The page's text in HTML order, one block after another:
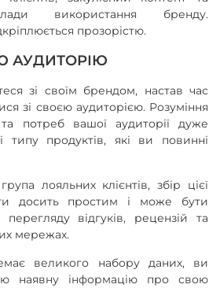
використання бренду.
прозорістю.
АУДИТОРІЮ
зі своїм брендом, настав час
зі своєю аудиторією. Розуміння
потреб вашої аудиторії дуже
продуктів, які ви повинні
лояльних клієнтів, збір цієї
досить простим і може бути
відгуків, рецензій та
мережах.
великого набору даних, ви
наявну інформацію про свою